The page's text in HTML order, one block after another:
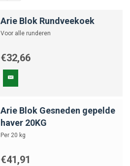
Arie Blok Rundveekoek
Voor alle runderen
€32,66
Arie Blok Gesneden gepelde
haver 20KG
Per 20 kg
€41,91